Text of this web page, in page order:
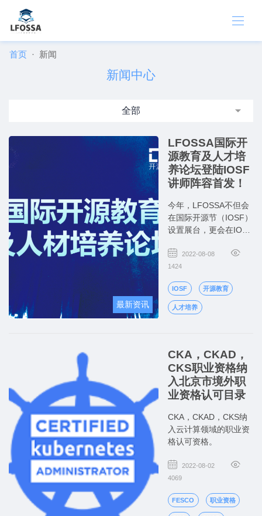
首页 新闻
新闻中心
全部
最新资讯
LFOSSA国际开
源教育及人才培
养论坛登陆IOSF
讲师阵容首发！
今年，LFOSSA不但会
在国际开源节（IOSF）
设置展台，更会在IOSF
开源教育及人材培养论
坛》与嘉宾畅谈开源新
2022-08-08
1424
IOSF 开源教育
人才培养
CKA，CKAD，
CKS职业资格纳
入北京市境外职
业资格认可目录
CKA，CKAD，CKS纳
入云计算领域的职业资
格认可资格。
2022-08-02
4069
FESCO 职业资格